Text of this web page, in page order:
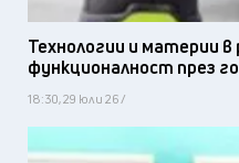
Технологии и материи
функционалност през
18:30, 29 юли 26 /